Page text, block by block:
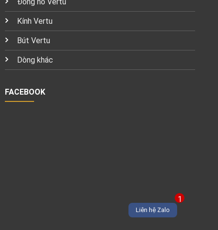
Kính Vertu
Bút Vertu
Dòng khác
FACEBOOK
1
Liên hệ Zalo